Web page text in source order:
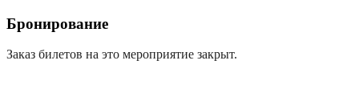
Бронирование
Заказ билетов на это мероприятие закрыт.